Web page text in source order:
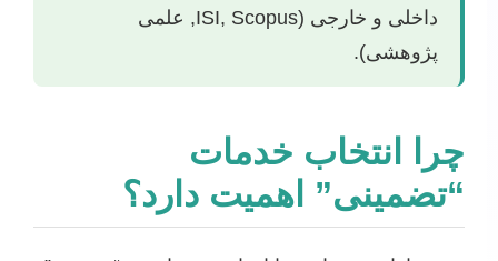
داخلی و خارجی (ISI, Scopus, علمی
پژوهشی).
چرا انتخاب خدمات
“تضمینی” اهمیت دارد؟